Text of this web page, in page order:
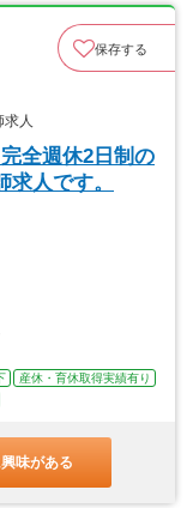
保存する
人
全週休2日制の
人です。
産休・育休取得実績有り
味がある